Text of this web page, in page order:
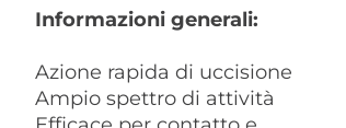
Informazioni generali:
Azione rapida di uccisione
Ampio spettro di attività